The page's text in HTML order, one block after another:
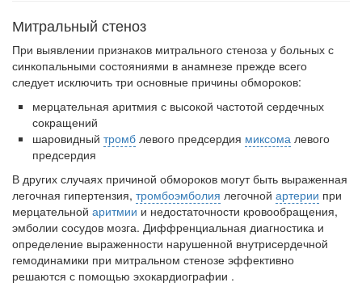
опровергла
сообщение о падении
доходов медицинских
ближайшие годы. Она
встрече с журналистами ведущих...
Местная анестезия развивает кардиотоксичность
Федеральная служба по
надзору в сфере
здравоохранения озвучила
тревожную статистику. Она
касаются увеличения риска
острой кардиотоксичности и
Митральный стеноз
При выявлении признаков митрального стеноза у больных с
синкопальными состояниями в анамнезе прежде всего
следует исключить три ос­новные причины обмороков:
мерцательная аритмия с высокой частотой сердечных
сокращений
шаровидный тромб левого предсердия миксома левого
предсердия
В других случаях причиной обмороков могут быть выраженная
легоч­ная гипертензия, тромбоэмболия легочной артерии при
мерцательной аритмии и недостаточности кровообращения,
эмболии сосудов мозга. Диффренциальная диагностика и
определение выраженности нарушен­ной внутрисердечной
гемодинамики при митральном стенозе эффективно
решаются с помощью эхокардиографии .